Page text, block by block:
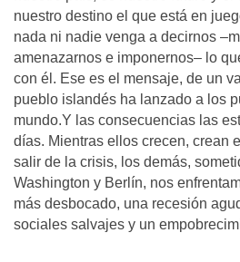
nuestro destino el que está en
nada ni nadie venga a decirnos
amenazarnos e imponernos– lo
con él. Ese es el mensaje, de un
pueblo islandés ha lanzado a los
mundo.Y las consecuencias las
días. Mientras ellos crecen, crean
salir de la crisis, los demás,
Washington y Berlín, nos
más desbocado, una recesión
sociales salvajes y un